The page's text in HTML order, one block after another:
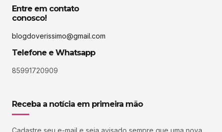
Entre em contato
conosco!
blogdoverissimo@gmail.com
Telefone e Whatsapp
85991720909
Receba a notícia em primeira mão